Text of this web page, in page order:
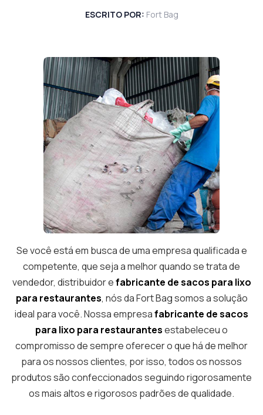
ESCRITO POR: Fort Bag
Se você está em busca de uma empresa qualificada e
competente, que seja a melhor quando se trata de
vendedor, distribuidor efabricante de sacos para lixo
para restaurantes, nós da Fort Bag somos a solução
ideal para você. Nossa empresafabricante de sacos
para lixo para restaurantesestabeleceu o
compromisso de sempre oferecer o que há de melhor
para os nossos clientes, por isso, todos os nossos
produtos são confeccionados seguindo rigorosamente
os mais altos e rigorosos padrões de qualidade.